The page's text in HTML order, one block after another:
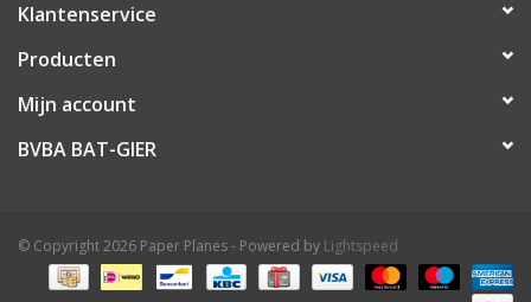
Klantenservice
Producten
Mijn account
BVBA BAT-GIER
© Copyright 2026 Paper Planes - Powered by Lightspeed